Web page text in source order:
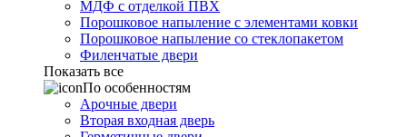
МДФ с отделкой ПВХ
Порошковое напыление с элементами ковки
Порошковое напыление со стеклопакетом
Филенчатые двери
Показать все
По особенностям
Арочные двери
Вторая входная дверь